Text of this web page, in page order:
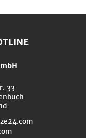
33